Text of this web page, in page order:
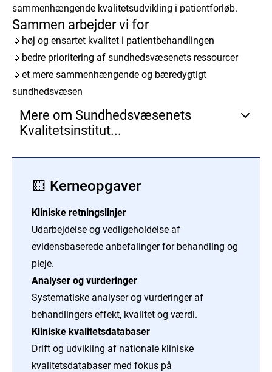
sammenhængende kvalitetsudvikling i patientforløb.
Sammen arbejder vi for
🔹høj og ensartet kvalitet i patientbehandlingen
🔹bedre prioritering af sundhedsvæsenets ressourcer
🔹et mere sammenhængende og bæredygtigt
sundhedsvæsen
Mere om Sundhedsvæsenets
Kvalitetsinstitut...
Sundhedsvæsenets Kvalitetsinstitut er et nationalt
styrke kvalitet og prioritering i det danske
sundhedsvæsen.
Vi samler centrale funktioner inden for kliniske
retningslinjer, analyser og vurdering af behandlinger,
nationale kvalitetsdatabaser samt arbejdet med
utilsigtede hændelser (UTH) og Dansk
Patientsikkerhedsdatabase.
På den måde skaber vi et fælles, fagligt og
datainformeret grundlag, der bidrager til behandling af
høj og ensartet kvalitet og til, at sundhedsvæsenets
ressourcer anvendes, hvor de gør størst gavn.
🟨 Kerneopgaver
Kliniske retningslinjer
Udarbejdelse og vedligeholdelse af
evidensbaserede anbefalinger for behandling og
pleje.
Analyser og vurderinger
Systematiske analyser og vurderinger af
behandlingers effekt, kvalitet og værdi.
Kliniske kvalitetsdatabaser
Drift og udvikling af nationale kliniske
kvalitetsdatabaser med fokus på